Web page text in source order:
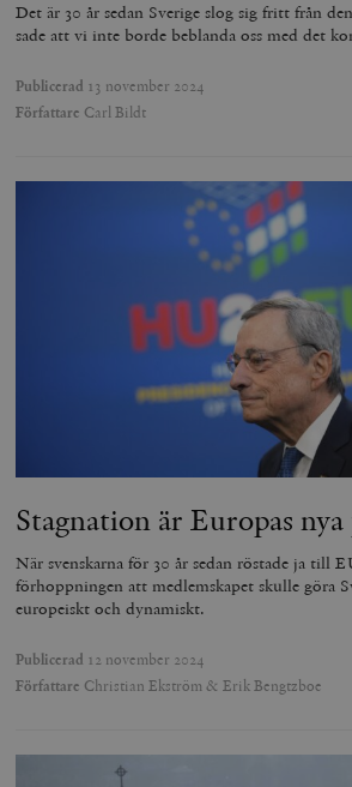
Det är 30 år sedan Sverige slog sig fritt från
sade att vi inte borde beblanda oss med det
Publicerad 13 november 2024
Författare Carl Bildt
Stagnation är Europas
När svenskarna för 30 år sedan röstade ja till
förhoppningen att medlemskapet skulle göra
europeiskt och dynamiskt.
Publicerad 12 november 2024
Författare Christian Ekström & Erik Bengtzboe